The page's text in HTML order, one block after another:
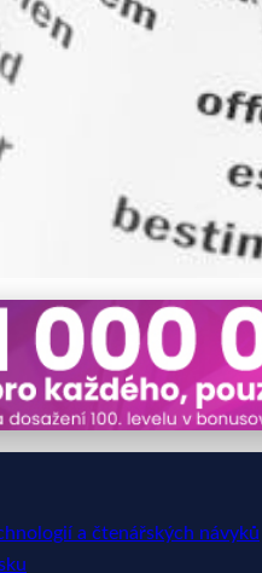
Od
a čtenářských návyků